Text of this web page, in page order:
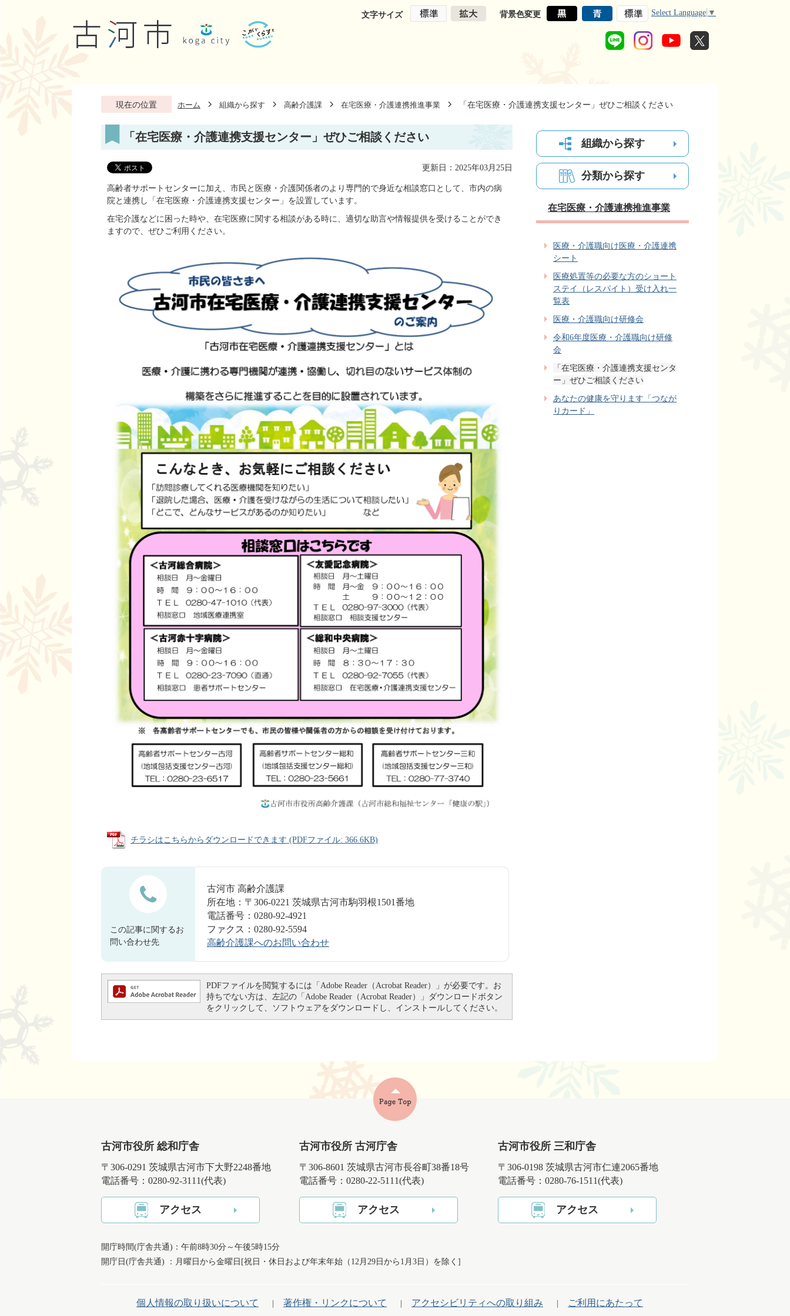
文字サイズ 背景色変更 Select Language ▼
現在の位置 ホーム 組織から探す 高齢介護課 在宅医療・介護連携推進事業 「在宅医療・介護連携支援センター」ぜひご相談ください
「在宅医療・介護連携支援センター」ぜひご相談ください
更新日：2025年03月25日
高齢者サポートセンターに加え、市民と医療・介護関係者のより専門的で身近な相談窓口として、市内の病
院と連携し「在宅医療・介護連携支援センター」を設置しています。
在宅介護などに困った時や、在宅医療に関する相談がある時に、適切な助言や情報提供を受けることができ
ますので、ぜひご利用ください。
チラシはこちらからダウンロードできます (PDFファイル: 366.6KB)
この記事に関するお
問い合わせ先
古河市 高齢介護課
所在地：〒306-0221 茨城県古河市駒羽根1501番地
電話番号：0280-92-4921
ファクス：0280-92-5594
高齢介護課へのお問い合わせ
PDFファイルを閲覧するには「Adobe Reader（Acrobat Reader）」が必要です。お
持ちでない方は、左記の「Adobe Reader（Acrobat Reader）」ダウンロードボタン
をクリックして、ソフトウェアをダウンロードし、インストールしてください。
組織から探す
分類から探す
在宅医療・介護連携推進事業
医療・介護職向け医療・介護連携
シート
医療処置等の必要な方のショート
ステイ（レスパイト）受け入れ一
覧表
医療・介護職向け研修会
令和6年度医療・介護職向け研修
会
「在宅医療・介護連携支援センタ
ー」ぜひご相談ください
あなたの健康を守ります「つなが
りカード」
古河市役所 総和庁舎
〒306-0291 茨城県古河市下大野2248番地
電話番号：0280-92-3111(代表)
アクセス
古河市役所 古河庁舎
〒306-8601 茨城県古河市長谷町38番18号
電話番号：0280-22-5111(代表)
アクセス
古河市役所 三和庁舎
〒306-0198 茨城県古河市仁連2065番地
電話番号：0280-76-1511(代表)
アクセス
開庁時間(庁舎共通)：午前8時30分～午後5時15分
開庁日(庁舎共通) ：月曜日から金曜日[祝日・休日および年末年始（12月29日から1月3日）を除く]
個人情報の取り扱いについて 著作権・リンクについて アクセシビリティへの取り組み ご利用にあたって